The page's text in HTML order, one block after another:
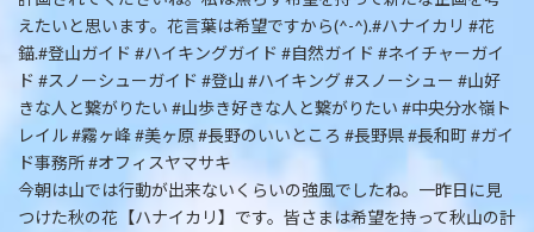
今朝は山では行動が出来ないくらいの強風でしたね。一昨日に見
つけた秋の花【ハナイカリ】です。皆さまは希望を持って秋山の計